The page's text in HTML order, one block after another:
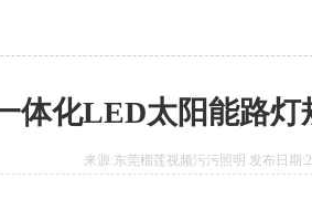
体化LED太阳能路
来源:东莞榴莲视频污污照明 发布日期